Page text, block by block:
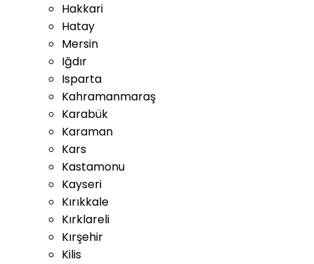
Hakkari
Hatay
Mersin
Iğdır
Isparta
Kahramanmaraş
Karabük
Karaman
Kars
Kastamonu
Kayseri
Kırıkkale
Kırklareli
Kırşehir
Kilis